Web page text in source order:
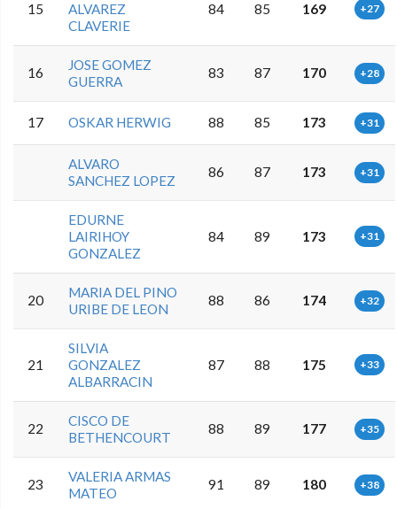
15
ALVAREZ
CLAVERIE
84 85 169 +27
16
JOSE GOMEZ
GUERRA
83 87 170 +28
17 OSKAR HERWIG 88 85 173 +31
ALVARO
SANCHEZ LOPEZ
86 87 173 +31
EDURNE
LAIRIHOY
GONZALEZ
84 89 173 +31
20
MARIA DEL PINO
URIBE DE LEON
88 86 174 +32
21
SILVIA
GONZALEZ
ALBARRACIN
87 88 175 +33
22
CISCO DE
BETHENCOURT
88 89 177 +35
23
VALERIA ARMAS
MATEO
91 89 180 +38